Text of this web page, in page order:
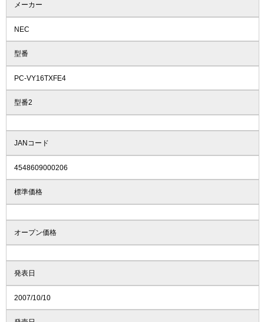
メーカー
NEC
型番
PC-VY16TXFE4
型番2
JANコード
4548609000206
標準価格
オープン価格
発表日
2007/10/10